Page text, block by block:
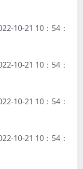
10-21 10：54：
10-21 10：54：
10-21 10：54：
10-21 10：54：